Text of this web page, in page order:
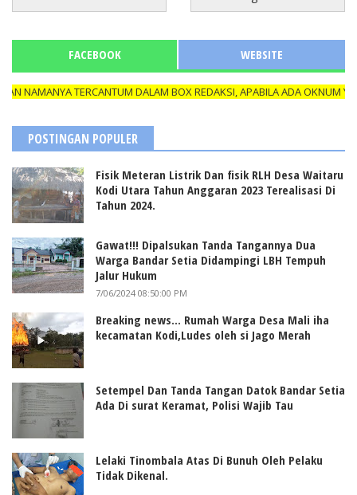
FACEBOOK WEBSITE
TERCANTUM DALAM BOX REDAKSI, APABILA ADA OKNUM
POSTINGAN POPULER
Fisik Meteran Listrik Dan fisik RLH Desa Waitaru
Kodi Utara Tahun Anggaran 2023 Terealisasi Di
Tahun 2024.
Gawat!!! Dipalsukan Tanda Tangannya Dua
Warga Bandar Setia Didampingi LBH Tempuh
Jalur Hukum
7/06/2024 08:50:00 PM
Breaking news... Rumah Warga Desa Mali iha
kecamatan Kodi,Ludes oleh si Jago Merah
Setempel Dan Tanda Tangan Datok Bandar Setia
Ada Di surat Keramat, Polisi Wajib Tau
Lelaki Tinombala Atas Di Bunuh Oleh Pelaku
Tidak Dikenal.